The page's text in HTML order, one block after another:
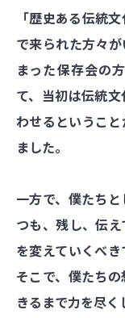
「歴史ある伝統
で来られた方々
まった保存会の
て、当初は伝統
わせるというこ
ました。
一方で、僕たち
つも、残し、伝
を変えていくべ
そこで、僕たち
きるまで力を尽く